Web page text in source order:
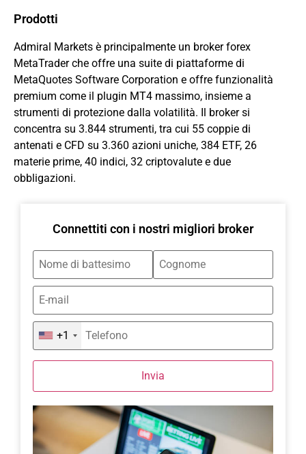
Prodotti
Admiral Markets è principalmente un broker forex
MetaTrader che offre una suite di piattaforme di
MetaQuotes Software Corporation e offre funzionalità
premium come il plugin MT4 massimo, insieme a
strumenti di protezione dalla volatilità. Il broker si
concentra su 3.844 strumenti, tra cui 55 coppie di
antenati e CFD su 3.360 azioni uniche, 384 ETF, 26
materie prime, 40 indici, 32 criptovalute e due
obbligazioni.
Connettiti con i nostri migliori broker
+1
Invia